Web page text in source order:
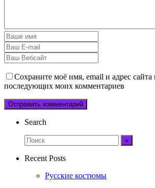
Сохраните моё имя, email и адрес сайта
последующих моих комментариев
Search
Recent Posts
Русские костюмы